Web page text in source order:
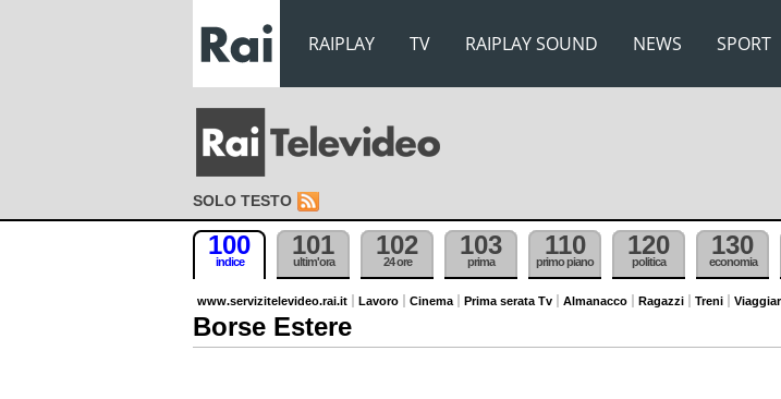
RAIPLAY TV RAIPLAY SOUND NEWS SPORT
SOLO TESTO
100
indice
101
ultim'ora
102
24 ore
103
prima
110
primo piano
120
politica
130
economia
www.servizitelevideo.rai.it Lavoro Cinema Prima serata Tv Almanacco Ragazzi Treni
Borse Estere